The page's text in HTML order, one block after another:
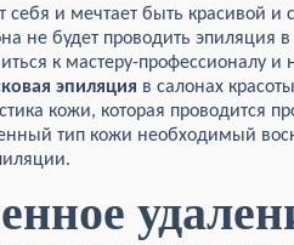
и мечтает быть красивой и
не будет проводить эпиляция
к мастеру-профессионалу и
эпиляция в салонах
кожи, которая проводится
тип кожи необходимый